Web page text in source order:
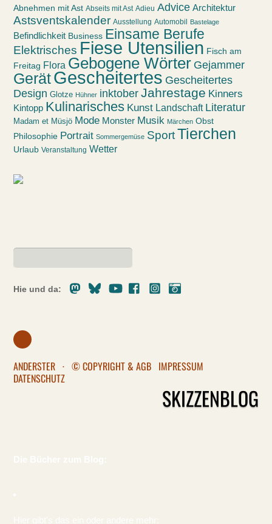
Abnehmen mit Ast Abseits mit Ast Adieu Advice Architektur
Astsventskalender Ausstellung Automobil Bastelage
Befindlichkeit Business Einsame Berufe
Elektrisches Fiese Utensilien Fisch am
Freitag Flora Gebogene Wörter Gejammer
GerätGescheitertes Gescheitertes
Design Glotze Hühner inktober Jahrestage Kinners
Kintopp Kulinarisches Kunst Landschaft Literatur
Madam et Müsjö Mode Monster Musik Märchen Obst
Philosophie Portrait Sommergemüse Sport Tierchen
Urlaub Veranstaltung Wetter
Hie und da:
MastodonBlueskyYoutubeFacebookInstagram
ANDERSTER · © COPYRIGHT & AGB IMPRESSUM
DATENSCHUTZ
SKIZZENBLOG